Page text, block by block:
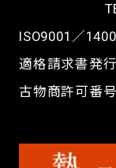
ISO9001／
適格請求書発
古物商許可番